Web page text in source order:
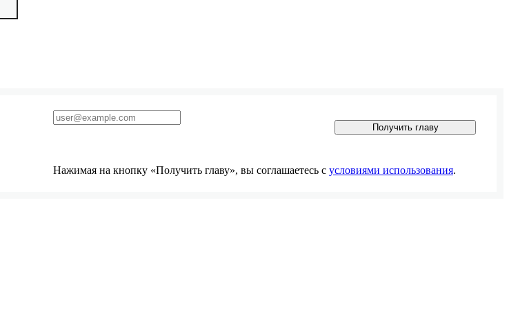
Получить главу
Нажимая на кнопку «Получить главу», вы соглашаетесь с условиями использования.